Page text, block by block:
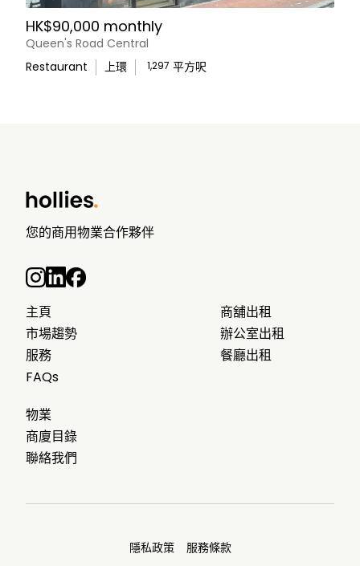
HK$90,000 monthly
Queen's Road Central
Restaurant
上環 1,297 平方呎
您的商用物業合作夥伴
主頁
市場趨勢
服務
FAQs
商舖出租
辦公室出租
餐廳出租
物業
商廈目錄
聯絡我們
隱私政策
服務條款